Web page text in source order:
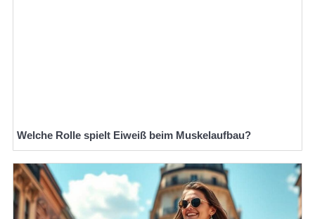
Welche Rolle spielt Eiweiß beim Muskelaufbau?